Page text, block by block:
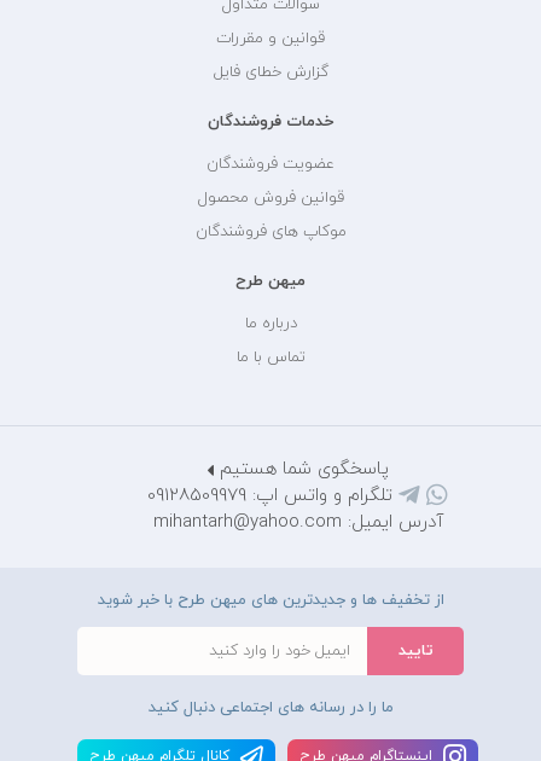
قوانین و مقررات
گزارش خطای فایل
خدمات فروشندگان
عضویت فروشندگان
قوانین فروش محصول
موکاپ های فروشندگان
میهن طرح
درباره ما
تماس با ما
پاسخگوی شما هستیم
تلگرام و واتس اپ: 09128509979
آدرس ایمیل: mihantarh@yahoo.com
از تخفیف ها و جدیدترین های میهن طرح با خبر شوید
ما را در رسانه های اجتماعی دنبال کنید
اينستاگرام ميهن طرح کانال تلگرام ميهن طرح